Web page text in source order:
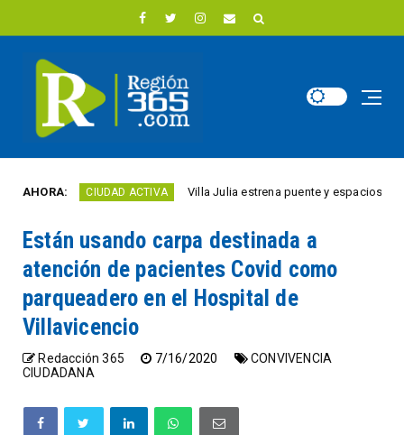
AHORA:
CIUDAD ACTIVA Villa Julia estrena puente y espacios
Están usando carpa destinada a
atención de pacientes Covid como
parqueadero en el Hospital de
Villavicencio
Redacción 365 7/16/2020
CONVIVENCIA
CIUDADANA